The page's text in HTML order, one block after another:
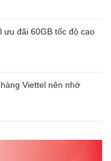
ưu đãi 60GB tốc độ cao
Viettel nên nhớ